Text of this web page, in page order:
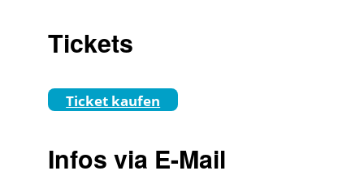
Tickets
Ticket kaufen
Infos via E-Mail